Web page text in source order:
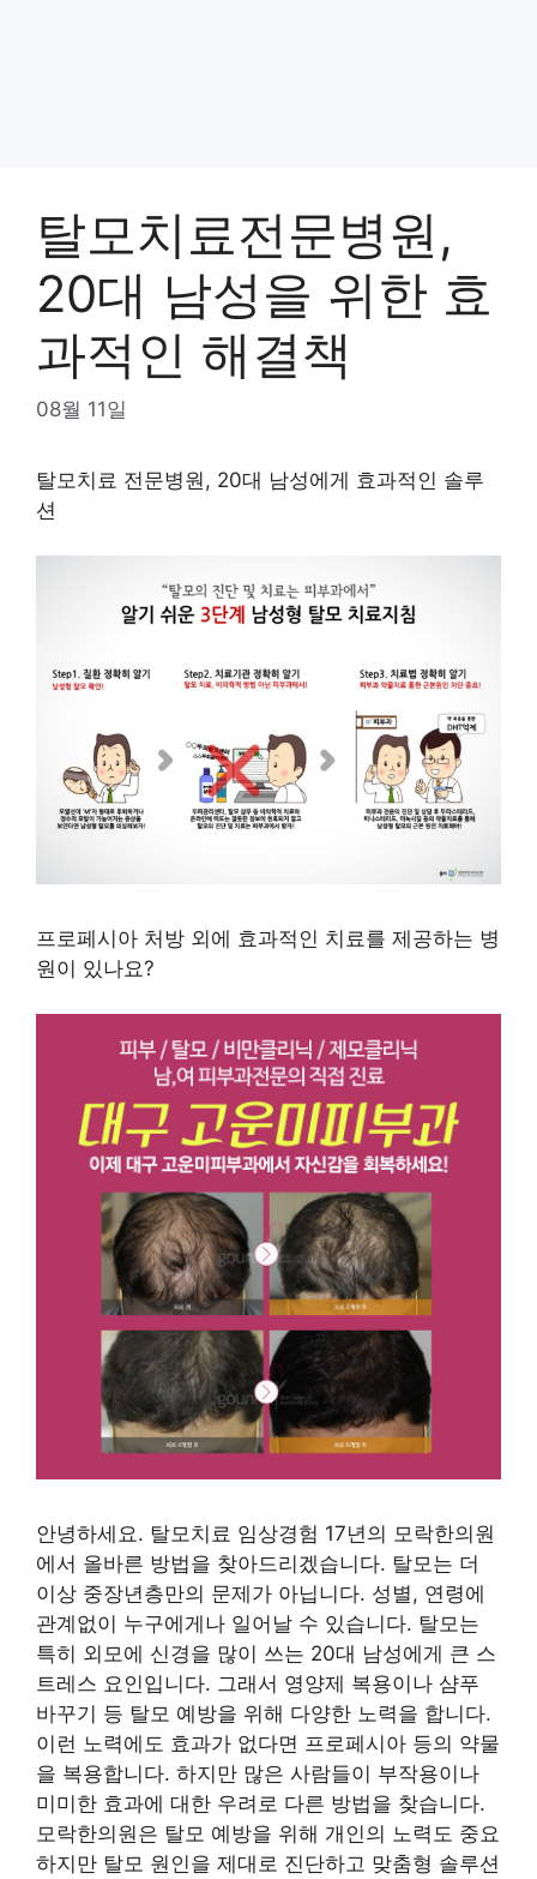
탈모치료전문병원,
20대 남성을 위한 효
과적인 해결책
08월 11일
탈모치료 전문병원, 20대 남성에게 효과적인 솔루
션
프로페시아 처방 외에 효과적인 치료를 제공하는 병
원이 있나요?
안녕하세요. 탈모치료 임상경험 17년의 모락한의원
에서 올바른 방법을 찾아드리겠습니다. 탈모는 더
이상 중장년층만의 문제가 아닙니다. 성별, 연령에
관계없이 누구에게나 일어날 수 있습니다. 탈모는
특히 외모에 신경을 많이 쓰는 20대 남성에게 큰 스
트레스 요인입니다. 그래서 영양제 복용이나 샴푸
바꾸기 등 탈모 예방을 위해 다양한 노력을 합니다.
이런 노력에도 효과가 없다면 프로페시아 등의 약물
을 복용합니다. 하지만 많은 사람들이 부작용이나
미미한 효과에 대한 우려로 다른 방법을 찾습니다.
모락한의원은 탈모 예방을 위해 개인의 노력도 중요
하지만 탈모 원인을 제대로 진단하고 맞춤형 솔루션